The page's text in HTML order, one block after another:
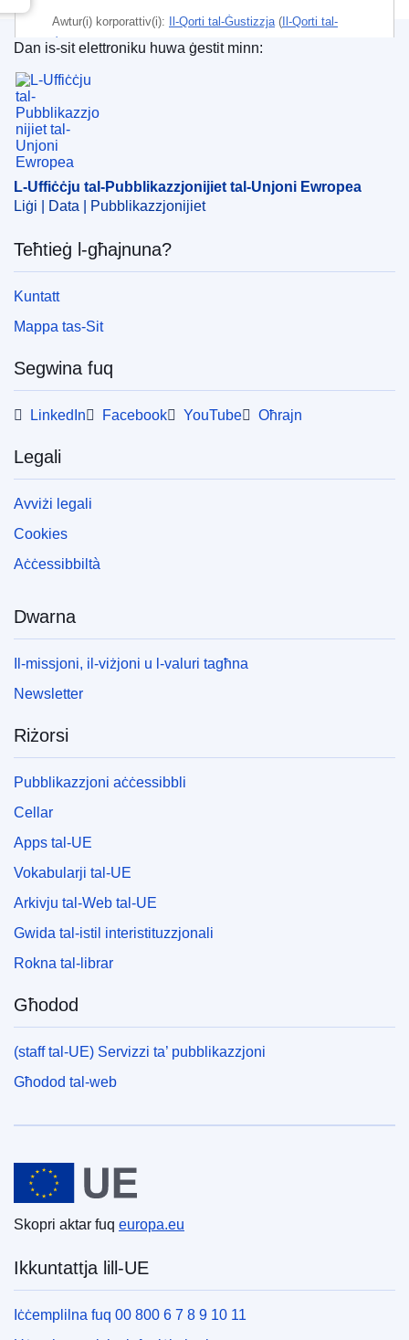
Awtur(i) korporattiv(i): Il-Qorti tal-Ġustizzja( Il-Qorti tal-
Ġustizzja tal-Unjoni Ewropea)
Suġġett:
kummerċjali
liberu tal-kapital
ta’ kapital
CELEX : 62018CN0725
OJ : JOC_2019_044_R_0020
L-Uffiċċju tal-Pubblikazzjonijiet tal-Unjoni
Dan is-sit elettroniku huwa ġestit minn:
L-Uffiċċju tal-Pubblikazzjonijiet tal-Unjoni Ewropea
Liġi | Data | Pubblikazzjonijiet
Teħtieġ l-għajnuna?
Kuntatt
Mappa tas-Sit
Segwina fuq
LinkedIn Facebook YouTube Oħrajn
Legali
Avviżi legali
Cookies
Aċċessibbiltà
Dwarna
Il-missjoni, il-viżjoni u l-valuri tagħna
Newsletter
Riżorsi
Pubblikazzjoni aċċessibbli
Cellar
Apps tal-UE
Vokabularji tal-UE
Arkivju tal-Web tal-UE
Gwida tal-istil interistituzzjonali
Rokna tal-librar
Għodod
(staff tal-UE) Servizzi ta’ pubblikazzjoni
Għodod tal-web
Unjoni Ewropea
Skopri aktar fuq europa.eu
Ikkuntattja lill-UE
Iċċemplilna fuq 00 800 6 7 8 9 10 11